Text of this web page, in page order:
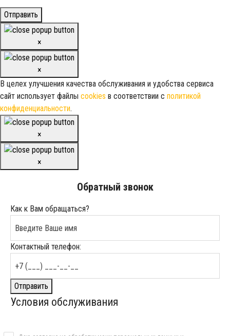
Отправить
×
×
В целех улучшения качества обслуживания и удобства сервиса
сайт использует файлы cookies в соответствии с политикой
конфиденциальности.
×
×
Обратный звонок
Как к Вам обращаться?
Контактный телефон:
Отправить
Условия обслуживания